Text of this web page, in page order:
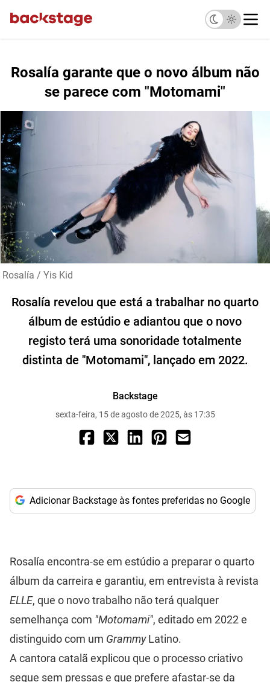
Rosalía garante que o novo álbum não
se parece com "Motomami"
Rosalía / Yis Kid
Rosalía revelou que está a trabalhar no quarto
álbum de estúdio e adiantou que o novo
registo terá uma sonoridade totalmente
distinta de "Motomami", lançado em 2022.
Backstage
sexta-feira, 15 de agosto de 2025, às 17:35
Adicionar Backstage às fontes preferidas no Google
Rosalía encontra-se em estúdio a preparar o quarto
álbum da carreira e garantiu, em entrevista à revista
ELLE, que o novo trabalho não terá qualquer
semelhança com "Motomami", editado em 2022 e
distinguido com um GrammyLatino.
A cantora catalã explicou que o processo criativo
segue sem pressas e que prefere afastar-se da